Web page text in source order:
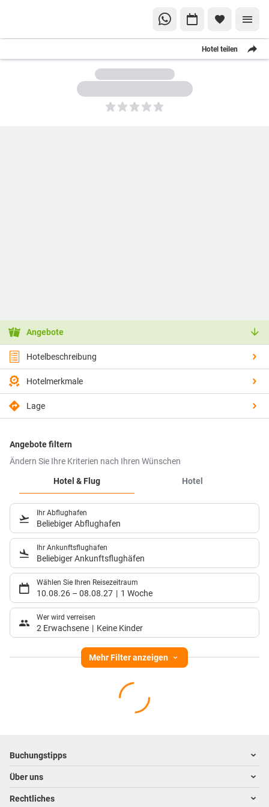
Hotel teilen
5
Angebote
Hotelbeschreibung
Hotelmerkmale
Lage
Angebote filtern
Ändern Sie Ihre Kriterien nach Ihren Wünschen
Hotel & Flug
Hotel
Ihr Abflughafen
Beliebiger Abflughafen
Ihr Ankunftsflughafen
Beliebiger Ankunftsflughäfen
Wählen Sie Ihren Reisezeitraum
10.08.26 – 08.08.27 1 Woche
Wer wird verreisen
2 Erwachsene Keine Kinder
Mehr Filter anzeigen
Footer navigation
Buchungstipps
Warum im Reisebüro buchen
Hoteltipps
Über uns
Kontakt
Rechtliches